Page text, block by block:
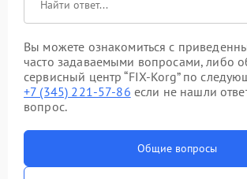
Вы можете ознакомиться с
часто задаваемыми вопросами, либо
сервисный центр “FIX-Korg” по
+7 (345) 221-57-86 если не нашли
вопрос.
Общие вопросы